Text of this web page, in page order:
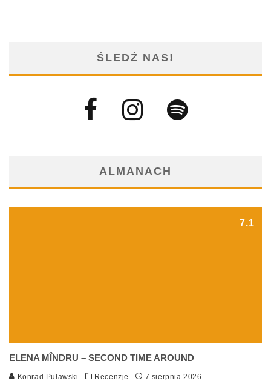
ŚLEDŹ NAS!
ALMANACH
7.1
ELENA MÎNDRU – SECOND TIME AROUND
Konrad Puławski Recenzje 7 sierpnia 2026